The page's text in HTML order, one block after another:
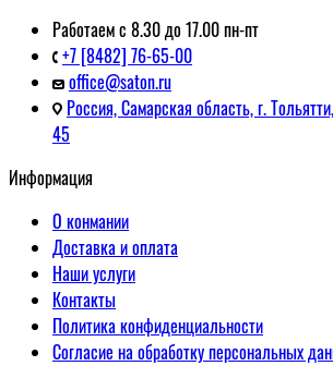
Работаем с 8.30 до 17.00 пн-пт
+7 [8482] 76-65-00
office@saton.ru
Россия, Самарская область, г.
45
Информация
О конмании
Доставка и оплата
Наши услуги
Контакты
Политика конфиденциальности
Согласие на обработку персональных